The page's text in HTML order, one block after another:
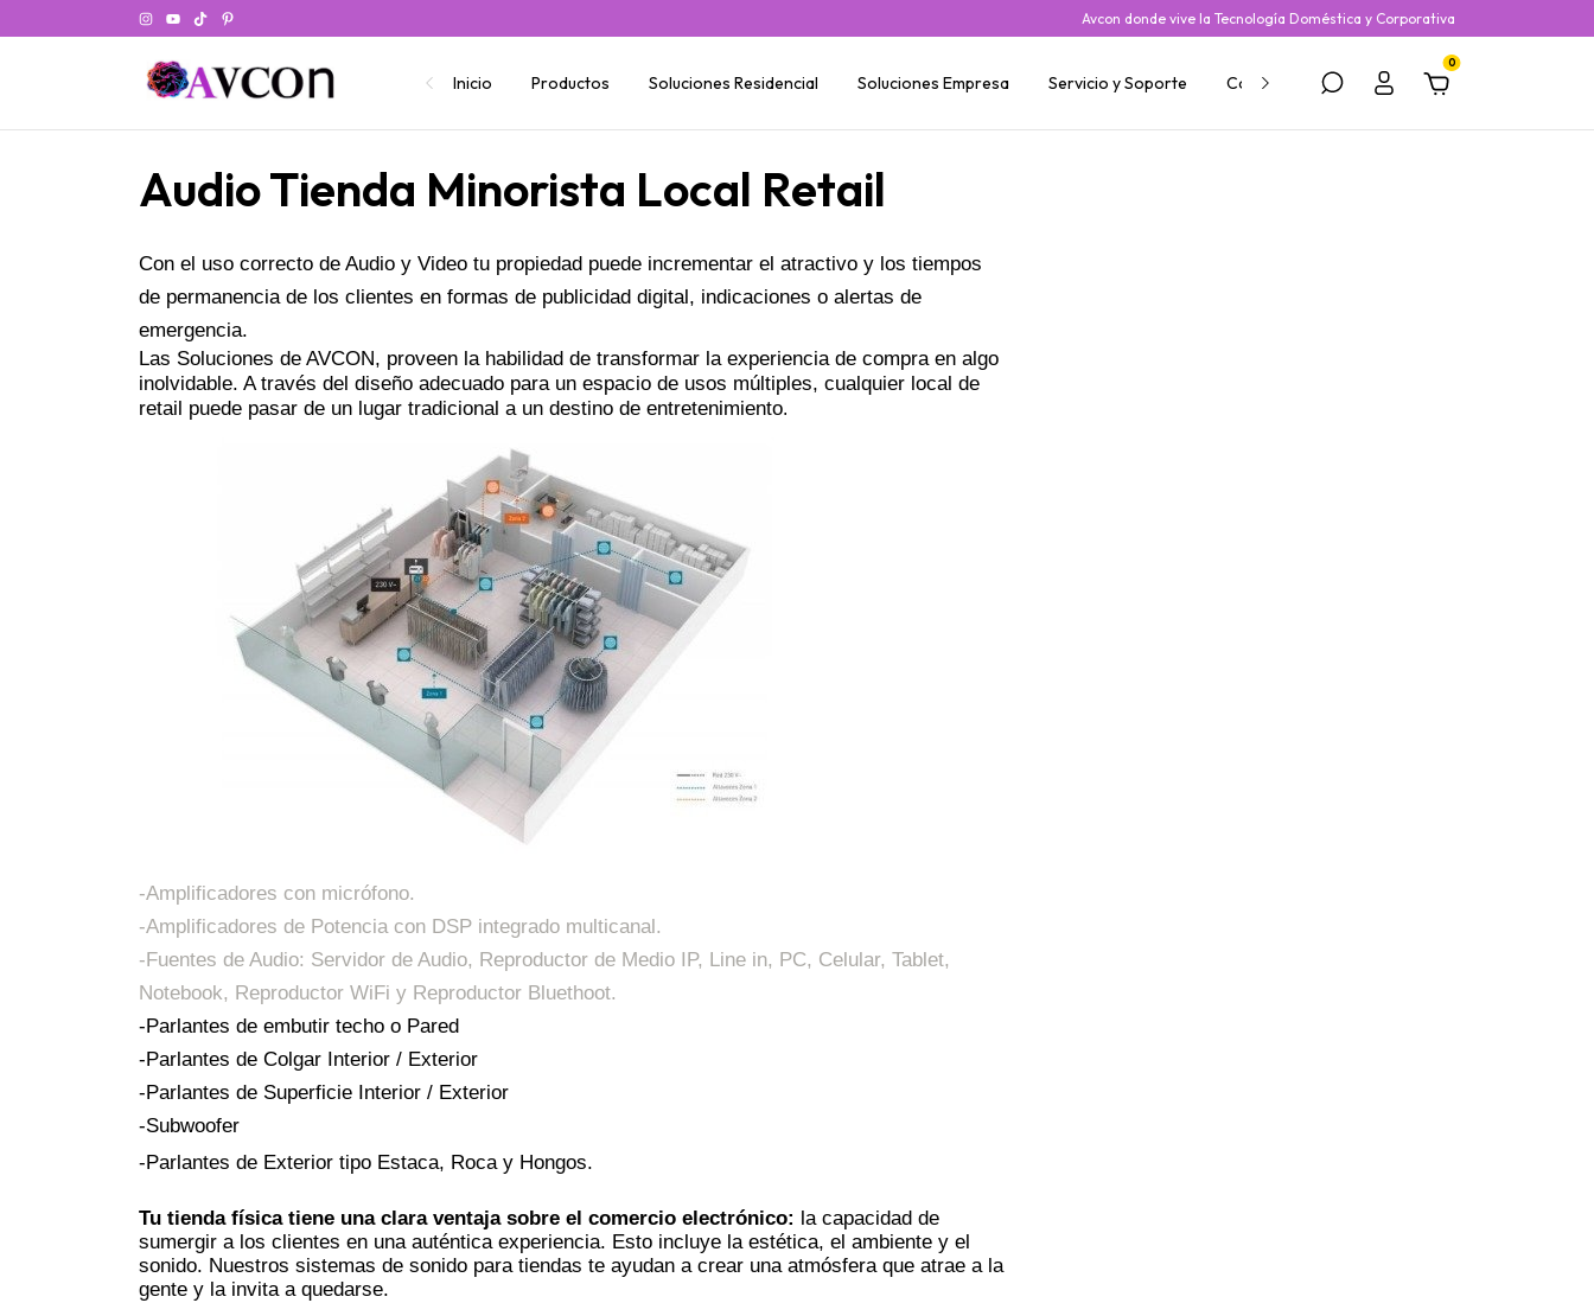
Avcon donde vive la Tecnología Doméstica y Corporativa
Inicio Productos Soluciones Residencial Soluciones Empresa Servicio y Soporte Contacto Nosotros Blog
0
Audio Tienda Minorista Local Retail
Con el uso correcto de Audio y Video tu propiedad puede incrementar el atractivo y los tiempos
de permanencia de los clientes en formas de publicidad digital, indicaciones o alertas de
emergencia.
Las Soluciones de AVCON, proveen la habilidad de transformar la experiencia de compra en algo
inolvidable. A través del diseño adecuado para un espacio de usos múltiples, cualquier local de
retail puede pasar de un lugar tradicional a un destino de entretenimiento.
-Amplificadores con micrófono.
-Amplificadores de Potencia con DSP integrado multicanal.
-Fuentes de Audio: Servidor de Audio, Reproductor de Medio IP, Line in, PC, Celular, Tablet,
Notebook, Reproductor WiFi y Reproductor Bluethoot.
-Parlantes de embutir techo o Pared
-Parlantes de Colgar Interior / Exterior
-Parlantes de Superficie Interior / Exterior
-Subwoofer
-Parlantes de Exterior tipo Estaca, Roca y Hongos.
Tu tienda física tiene una clara ventaja sobre el comercio electrónico: la capacidad de
sumergir a los clientes en una auténtica experiencia. Esto incluye la estética, el ambiente y el
sonido. Nuestros sistemas de sonido para tiendas te ayudan a crear una atmósfera que atrae a la
gente y la invita a quedarse.